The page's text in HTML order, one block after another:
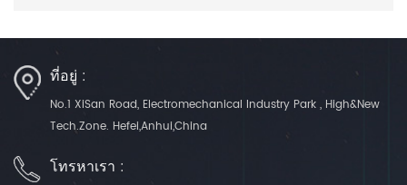
ที่อยู่ :
No.1 XiSan Road, Electromechanical Industry Park , High&New
Tech.Zone. Hefei,Anhui,China
โทรหาเรา :